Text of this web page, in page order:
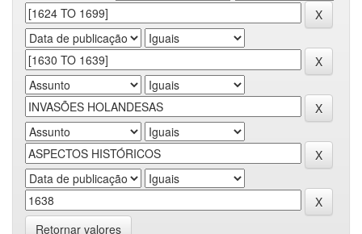
Retornar valores